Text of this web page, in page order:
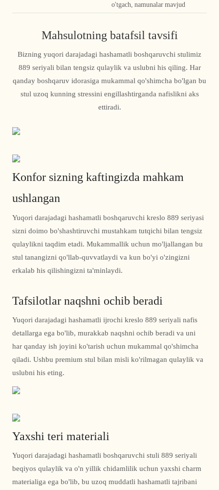
o'tgach, namunalar mavjud
Mahsulotning batafsil tavsifi
Bizning yuqori darajadagi hashamatli boshqaruvchi stulimiz
889 seriyali bilan tengsiz qulaylik va uslubni his qiling. Har
qanday boshqaruv idorasiga mukammal qo'shimcha bo'lgan bu
stul uzoq kunning stressini engillashtirganda nafislikni aks
ettiradi.
Konfor sizning kaftingizda mahkam
ushlangan
Yuqori darajadagi hashamatli boshqaruvchi kreslo 889 seriyasi
sizni doimo bo'shashtiruvchi mustahkam tutqichi bilan tengsiz
qulaylikni taqdim etadi. Mukammallik uchun mo'ljallangan bu
stul tanangizni qo'llab-quvvatlaydi va kun bo'yi o'zingizni
erkalab his qilishingizni ta'minlaydi.
Tafsilotlar naqshni ochib beradi
Yuqori darajadagi hashamatli ijrochi kreslo 889 seriyali nafis
detallarga ega bo'lib, murakkab naqshni ochib beradi va uni
har qanday ish joyini ko'tarish uchun mukammal qo'shimcha
qiladi. Ushbu premium stul bilan misli ko'rilmagan qulaylik va
uslubni his eting.
Yaxshi teri materiali
Yuqori darajadagi hashamatli boshqaruvchi stuli 889 seriyali
beqiyos qulaylik va o'n yillik chidamlilik uchun yaxshi charm
materialiga ega bo'lib, bu uzoq muddatli hashamatli tajribani